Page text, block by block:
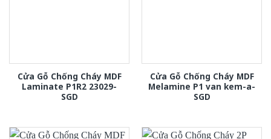
Cửa Gỗ Chống Cháy MDF
Laminate P1R2 23029-
SGD
Cửa Gỗ Chống Cháy MDF
Melamine P1 van kem-a-
SGD